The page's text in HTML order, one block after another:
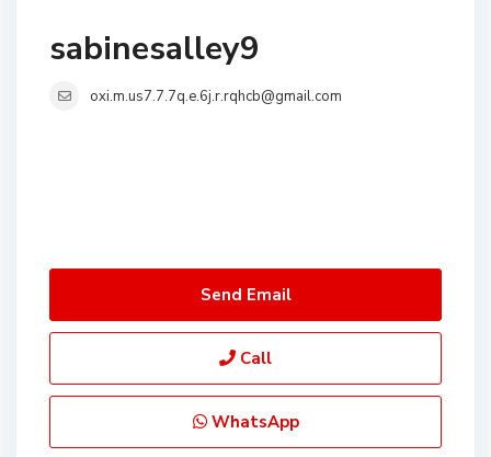
sabinesalley9
oxi.m.us7.7.7q.e.6j.r.rqhcb@gmail.com
Send Email
Call
WhatsApp